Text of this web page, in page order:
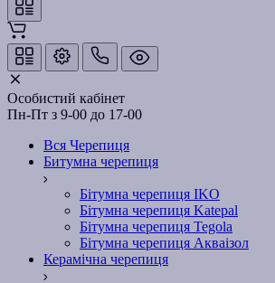
Особистий кабінет
Пн-Пт з 9-00 до 17-00
Вся Черепиця
Битумна черепиця
Бітумна черепиця IKO
Бітумна черепиця Katepal
Бітумна черепиця Tegola
Бітумна черепиця Акваізол
Керамічна черепиця